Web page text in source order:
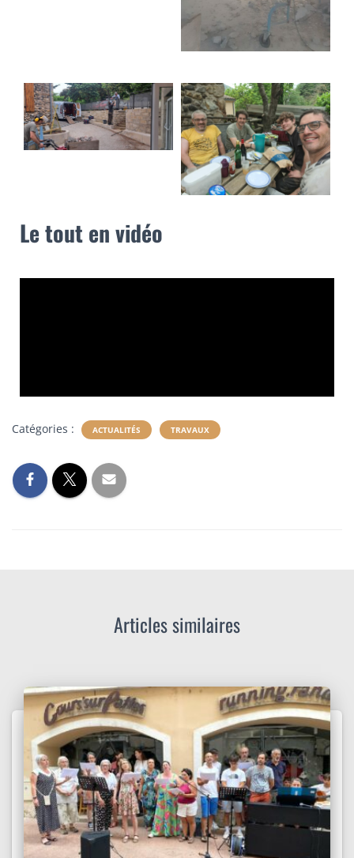
Le tout en vidéo
Catégories : ACTUALITÉS TRAVAUX
Articles similaires